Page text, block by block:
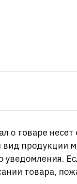
товаре несет
продукции
уведомления.
товара,